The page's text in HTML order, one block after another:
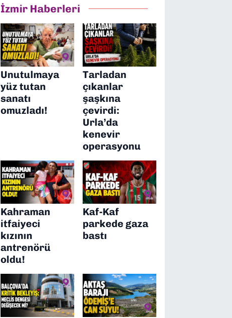
İzmir Haberleri
Unutulmaya
yüz tutan
sanatı
omuzladı!
Tarladan
çıkanlar
şaşkına
çevirdi:
Urla’da
kenevir
operasyonu
Kahraman
itfaiyeci
kızının
antrenörü
oldu!
Kaf-Kaf
parkede gaza
bastı